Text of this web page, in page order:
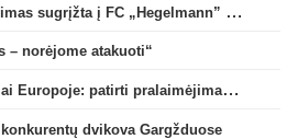
Kristupas–Algirdas Padegimas sugrįžta į FC „Hegelmann” B sudėtį
– norėjome atakuoti“
Lietuvos klubų pasirodymai Europoje: patirti pralaimėjimai Kroatijos atstovams
dvikova Gargžduose